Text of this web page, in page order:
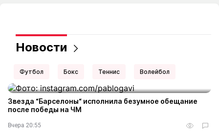
Новости
Футбол Бокс Теннис Волейбол
Звезда “Барселоны“ исполнила безумное обещание
после победы на ЧМ
Вчера 20:55